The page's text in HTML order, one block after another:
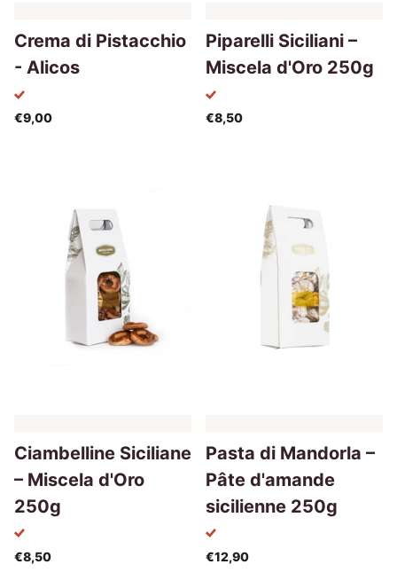
Crema di Pistacchio
- Alicos
€9,00
Piparelli Siciliani –
Miscela d'Oro 250g
€8,50
Ciambelline Siciliane
– Miscela d'Oro
250g
€8,50
Pasta di Mandorla –
Pâte d'amande
sicilienne 250g
€12,90